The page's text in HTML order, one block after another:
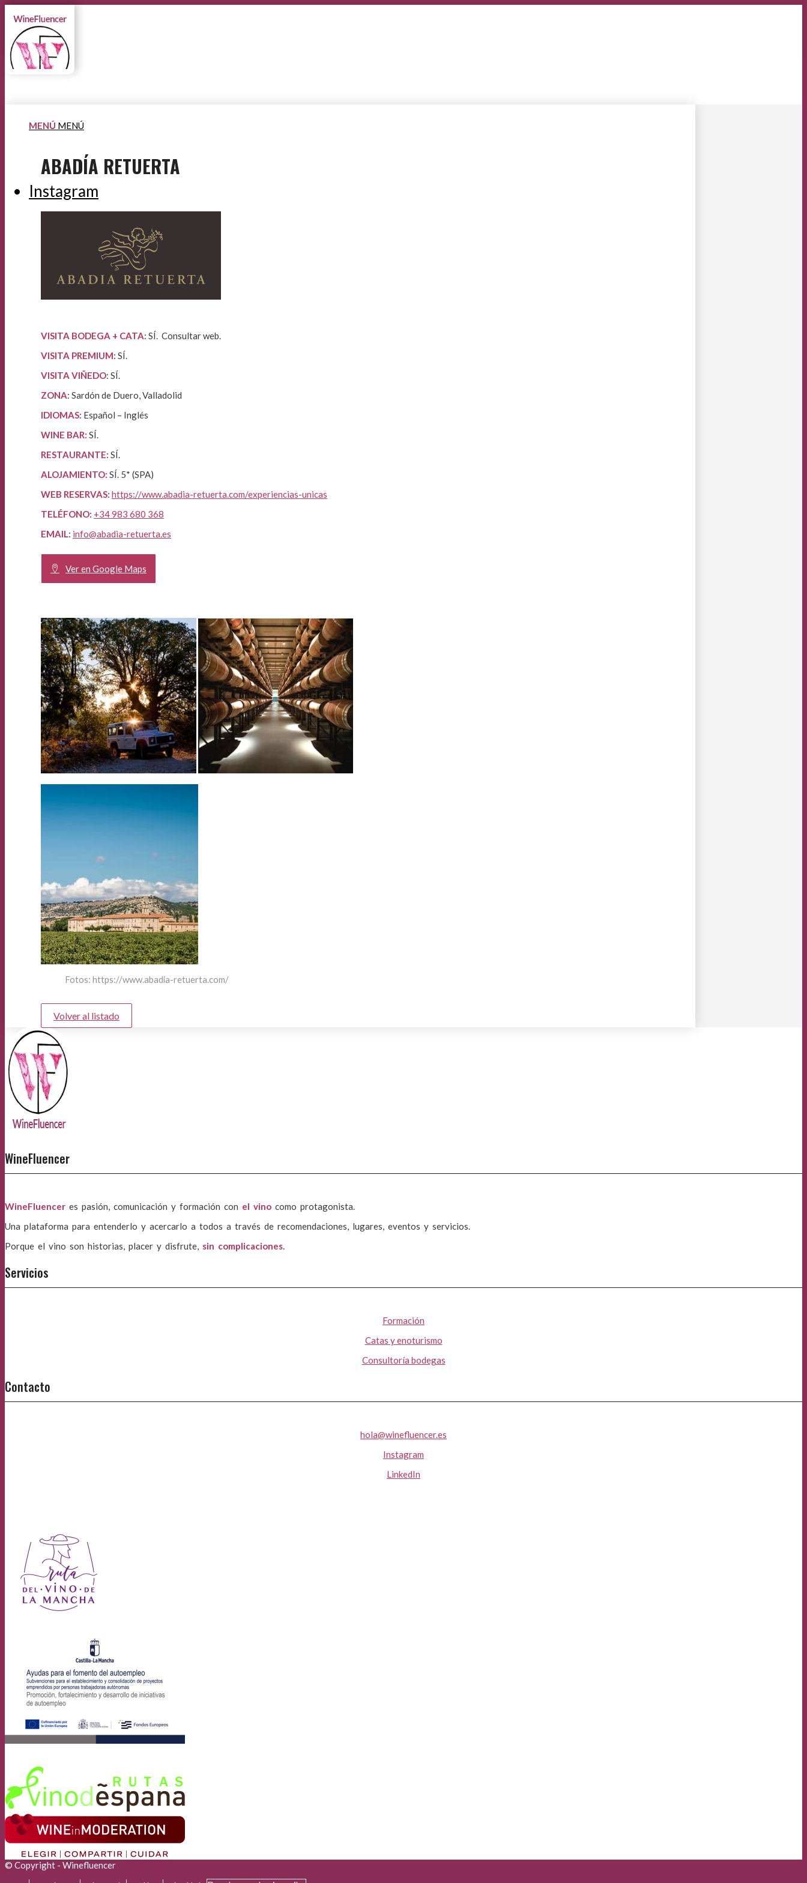
MENÚ MENÚ
Instagram
ABADÍA RETUERTA
VISITA BODEGA + CATA: SÍ. Consultar web.
VISITA PREMIUM: SÍ.
VISITA VIÑEDO: SÍ.
ZONA: Sardón de Duero, Valladolid
IDIOMAS: Español – Inglés
WINE BAR: SÍ.
RESTAURANTE: SÍ.
ALOJAMIENTO: SÍ. 5* (SPA)
WEB RESERVAS: https://www.abadia-retuerta.com/experiencias-unicas
TELÉFONO: +34 983 680 368
EMAIL: info@abadia-retuerta.es
Ver en Google Maps
Fotos: https://www.abadia-retuerta.com/
Volver al listado
WineFluencer
WineFluencer es pasión, comunicación y formación con el vino como protagonista.
Una plataforma para entenderlo y acercarlo a todos a través de recomendaciones, lugares, eventos y servicios.
Porque el vino son historias, placer y disfrute, sin complicaciones.
Servicios
Formación
Catas y enoturismo
Consultoría bodegas
Contacto
hola@winefluencer.es
Instagram
LinkedIn
© Copyright - Winefluencer